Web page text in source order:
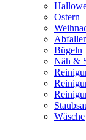
Ostern
Bügeln
Näh &
Wäsche